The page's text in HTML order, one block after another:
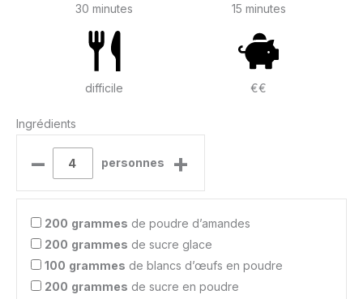
30 minutes 15 minutes
difficile €€
Ingrédients
– personnes +
200 grammes de poudre d’amandes
200 grammes de sucre glace
100 grammes de blancs d’œufs en poudre
200 grammes de sucre en poudre